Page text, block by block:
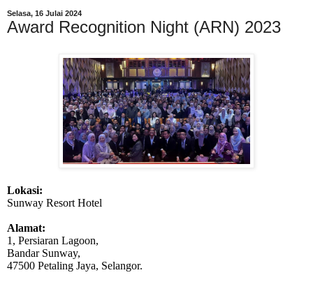
Selasa, 16 Julai 2024
Award Recognition Night (ARN) 2023
Lokasi:
Sunway Resort Hotel
Alamat:
1, Persiaran Lagoon,
Bandar Sunway,
47500 Petaling Jaya, Selangor.